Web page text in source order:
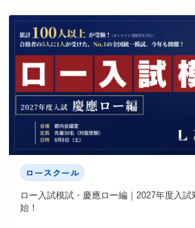
ロースクール
ロー入試模試・慶應ロー編｜2027年度入
始！